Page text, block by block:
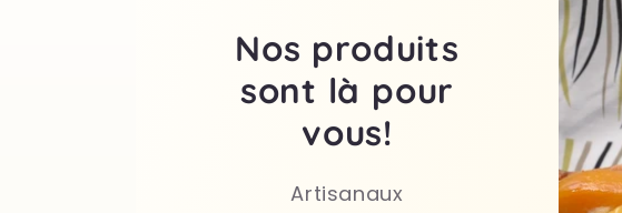
Nos produits
sont là pour
vous!
Artisanaux